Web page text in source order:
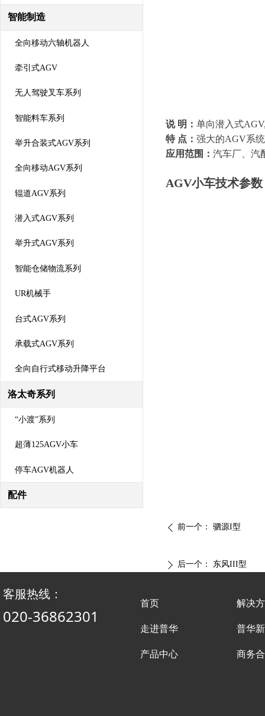
ꄴ 前一个： 驷源I型
ꄲ 后一个： 东风III型
说 明： 单向潜入式
特 点： 强大的AGV系
应用范围： 汽车厂、汽
AGV小车技术参数
智能制造
全向移动六轴机器人
牵引式AGV
无人驾驶叉车系列
智能料车系列
举升合装式AGV系列
全向移动AGV系列
辊道AGV系列
潜入式AGV系列
举升式AGV系列
智能仓储物流系列
UR机械手
台式AGV系列
承载式AGV系列
全向自行式移动升降平台
洛太奇系列
“小渡”系列
超薄125AGV小车
停车AGV机器人
配件
解决
普华
商务
首页
走进普华
产品中心
客服热线：
020-36862301